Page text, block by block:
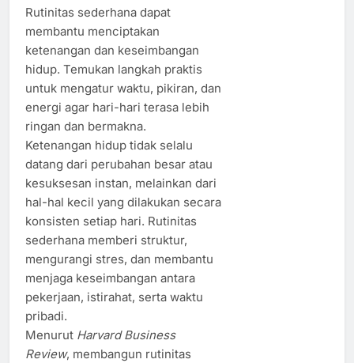
Rutinitas sederhana dapat
membantu menciptakan
ketenangan dan keseimbangan
hidup. Temukan langkah praktis
untuk mengatur waktu, pikiran, dan
energi agar hari-hari terasa lebih
ringan dan bermakna.
Ketenangan hidup tidak selalu
datang dari perubahan besar atau
kesuksesan instan, melainkan dari
hal-hal kecil yang dilakukan secara
konsisten setiap hari. Rutinitas
sederhana memberi struktur,
mengurangi stres, dan membantu
menjaga keseimbangan antara
pekerjaan, istirahat, serta waktu
pribadi.
Menurut Harvard Business
Review, membangun rutinitas